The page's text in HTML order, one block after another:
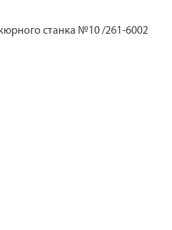
станка №10 /261-6002